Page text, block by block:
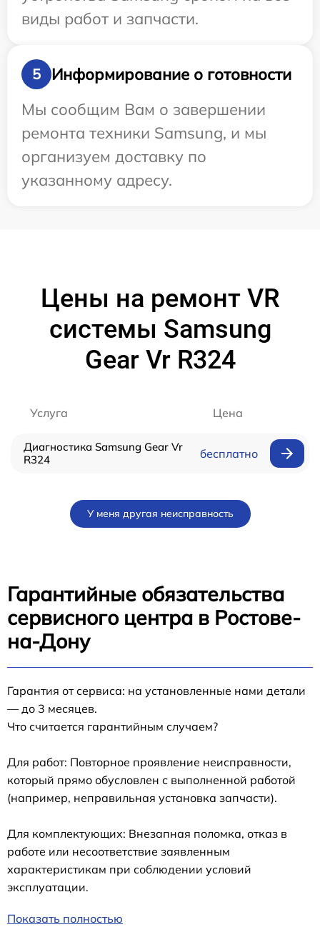
виды работ и запчасти.
5
Информирование о готовности
Мы сообщим Вам о завершении
ремонта техники Samsung, и мы
организуем доставку по
указанному адресу.
Цены на ремонт VR
системы Samsung
Gear Vr R324
Услуга Цена
Диагностика Samsung Gear Vr
R324
бесплатно
У меня другая неисправность
Гарантийные обязательства
сервисного центра в Ростове-
на-Дону
Гарантия от сервиса: на установленные нами детали
— до 3 месяцев.
Что считается гарантийным случаем?
Для работ: Повторное проявление неисправности,
который прямо обусловлен с выполненной работой
(например, неправильная установка запчасти).
Для комплектующих: Внезапная поломка, отказ в
работе или несоответствие заявленным
характеристикам при соблюдении условий
эксплуатации.
Показать полностью